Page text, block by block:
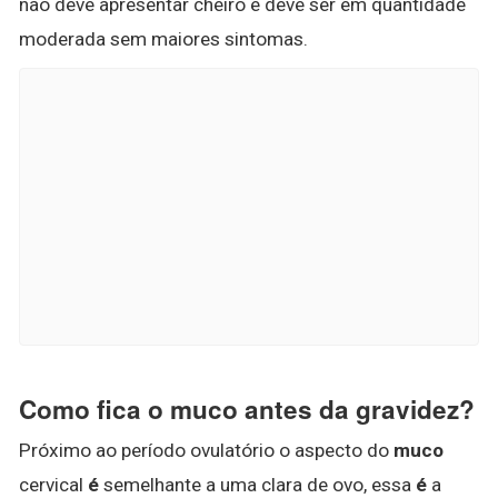
moderada sem maiores sintomas.
Como fica o muco antes da gravidez?
Próximo ao período ovulatório o aspecto do muco
cervical é semelhante a uma clara de ovo, essa é a